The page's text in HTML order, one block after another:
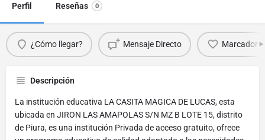
Perfil Reseñas 0
¿Cómo llegar? Mensaje Directo Marcador
Descripción
La institución educativa LA CASITA MAGICA DE LUCAS, esta
ubicada en JIRON LAS AMAPOLAS S/N MZ B LOTE 15, distrito
de Piura, es una institución Privada de acceso gratuito, ofrece